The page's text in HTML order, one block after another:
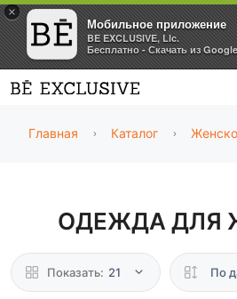
×
Мобильное приложение
BE EXCLUSIVE, Llc.
Бесплатно - Скачать из
Главная Каталог
ОДЕЖДА ДЛЯ
Показать: 21 По